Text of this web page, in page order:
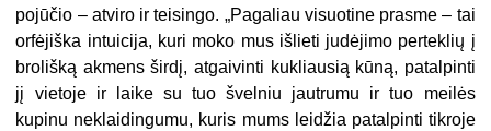
pojūčio – atviro ir teisingo. „Pagaliau vi­suotine prasme – tai
orfėjiška intuicija, kuri moko mus išlieti judėjimo perteklių į
brolišką akmens širdį, atgaivinti kukliausią kūną, patalpinti
jį vietoje ir laike su tuo švelniu jautrumu ir tuo meilės
kupinu neklaidingumu, kuris mums leidžia pa­talpinti tikroje